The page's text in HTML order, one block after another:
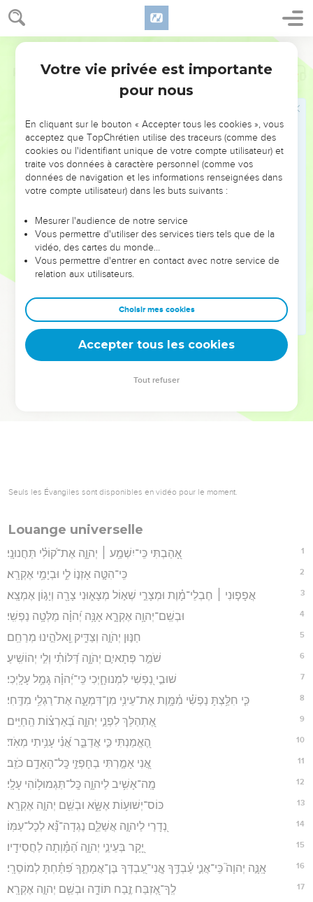
NE MANQUEZ PAS L’ÉVÉNEMENT
DE L’ANNÉE !
ET SI LEURS ERREURS POUVAIENT VOUS ÉVITER LES
VOTRES ?
leur foi ou leur vision. Mais on voit moins les doutes, les erreurs
et les saisons difficiles qu'ils ont traversés, alors même que ce
sont elles qui les ont façonnés.
Dans cette conférence, leaders, entrepreneurs, et responsables
clés pour avancer avec plus de sagesse afin que leurs erreurs
deviennent vos tremplins. Que vous guidiez un ministère, une
équipe, un groupe ou une famille, leur expérience est faite
Psaumes 116
Seuls les Évangiles sont disponibles en vidéo pour le moment.
Louange universelle
1 אָ֭הַבְתִּי כִּֽי־יִשְׁמַ֥ע ׀ יְהוָ֑ה אֶת־ק֝וֹלִ֗י תַּחֲנוּנָֽי׃
2 כִּֽי־הִטָּ֣ה אָזְנ֣וֹ לִ֑י וּבְיָמַ֥י אֶקְרָֽא׃
3 אֲפָפ֤וּנִי ׀ חֶבְלֵי־מָ֗וֶת וּמְצָרֵ֣י שְׁא֣וֹל מְצָא֑וּנִי צָרָ֖ה וְיָג֣וֹן אֶמְצָֽא׃
4 וּבְשֵֽׁם־יְהוָ֥ה אֶקְרָ֑א אָנָּ֥ה יְ֝הוָ֗ה מַלְּטָ֥ה נַפְשִֽׁי׃
5 חַנּ֣וּן יְהֹוָ֣ה וְצַדִּ֑יק וֵ֖אלֹהֵ֣ינוּ מְרַחֵֽם׃
6 שֹׁמֵ֣ר פְּתָאיִ֣ם יְהֹוָ֑ה דַּ֝לּוֹתִ֗י וְלִ֣י יְהוֹשִֽׁיעַ׃
7 שׁוּבִ֣י נַ֭פְשִׁי לִמְנוּחָ֑יְכִי כִּֽי־יְ֝הוָ֗ה גָּמַ֥ל עָלָֽיְכִי׃
8 כִּ֤י חִלַּ֥צְתָּ נַפְשִׁ֗י מִ֫מָּ֥וֶת אֶת־עֵינִ֥י מִן־דִּמְעָ֑ה אֶת־רַגְלִ֥י מִדֶּֽחִי׃
9 אֶ֭תְהַלֵּךְ לִפְנֵ֣י יְהוָ֑ה בְּ֝אַרְצ֗וֹת הַֽחַיִּֽים׃
10 הֶ֭אֱמַנְתִּי כִּ֣י אֲדַבֵּ֑ר אֲ֝נִ֗י עָנִ֥יתִי מְאֹֽד׃
11 אֲ֭נִי אָמַ֣רְתִּי בְחָפְזִ֑י כָּֽל־הָאָדָ֥ם כֹּזֵֽב׃
12 מָֽה־אָשִׁ֥יב לַיהוָ֑ה כָּֽל־תַּגְמוּל֥וֹהִי עָלָֽי׃
13 כּוֹס־יְשׁוּע֥וֹת אֶשָּׂ֑א וּבְשֵׁ֖ם יְהוָ֣ה אֶקְרָֽא׃
14 נְ֭דָרַי לַיהוָ֣ה אֲשַׁלֵּ֑ם נֶגְדָה־נָּ֝֗א לְכָל־עַמּֽוֹ׃
15 יָ֭קָר בְּעֵינֵ֣י יְהוָ֑ה הַ֝מָּ֗וְתָה לַחֲסִידָֽיו׃
16 אָֽנָּ֣ה יְהוָה֮ כִּֽי־אֲנִ֪י עַ֫בְדֶּ֥ךָ אֲ‍ֽנִי־עַ֭בְדְּךָ בֶּן־אֲמָתֶ֑ךָ פִּ֝תַּ֗חְתָּ לְמוֹסֵרָֽי׃
17 לְֽךָ־אֶ֭זְבַּח זֶ֣בַח תּוֹדָ֑ה וּבְשֵׁ֖ם יְהוָ֣ה אֶקְרָֽא׃
Votre vie privée est importante
pour nous
En cliquant sur le bouton « Accepter tous les cookies », vous
acceptez que TopChrétien utilise des traceurs (comme des
cookies ou l'identifiant unique de votre compte utilisateur) et
traite vos données à caractère personnel (comme vos
données de navigation et les informations renseignées dans
votre compte utilisateur) dans les buts suivants :
Mesurer l'audience de notre service
Vous permettre d'utiliser des services tiers tels que de la
vidéo, des cartes du monde…
Vous permettre d'entrer en contact avec notre service de
relation aux utilisateurs.
Choisir mes cookies
Accepter tous les cookies
Tout refuser